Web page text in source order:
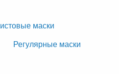
маски
Регулярные маски